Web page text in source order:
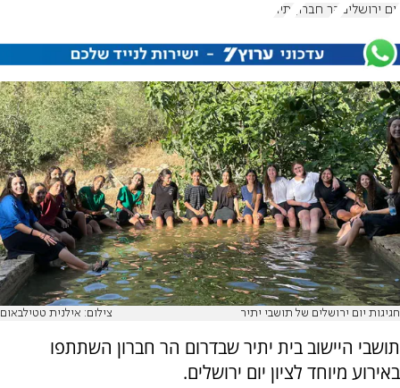
יום ירושלים הר חברון יתיר
חגיגות יום ירושלים של תושבי יתיר צילום: אילנית טטילבאום
תושבי היישוב בית יתיר שבדרום הר חברון השתתפו
באירוע מיוחד לציון יום ירושלים.